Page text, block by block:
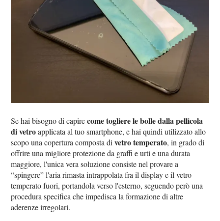
Se hai bisogno di capirecome togliere le bolle dalla pellicola
di vetroapplicata al tuo smartphone, e hai quindi utilizzato allo
scopo una copertura composta divetro temperato, in grado di
offrire una migliore protezione da graffi e urti e una durata
maggiore, l'unica vera soluzione consiste nel provare a
“spingere” l'aria rimasta intrappolata fra il display e il vetro
temperato fuori, portandola verso l'esterno, seguendo però una
procedura specifica che impedisca la formazione di altre
aderenze irregolari.